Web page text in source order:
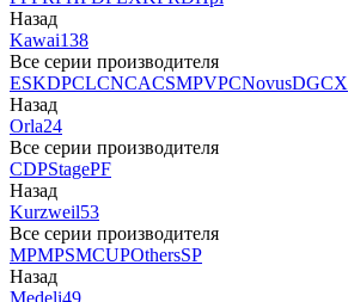
Назад
Kawai138
Все серии производителя
ESKDPCLCNCACSMPVPCNovusDGCX
Назад
Orla24
Все серии производителя
CDPStagePF
Назад
Kurzweil53
Все серии производителя
MPMPSMCUPOthersSP
Назад
Medeli49